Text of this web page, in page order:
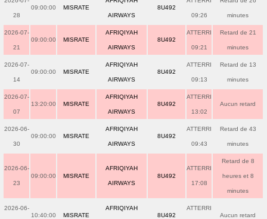
28
09:00:00 MISRATE
AIRWAYS
8U492
09:26 minutes
2026-07-
21
09:00:00 MISRATE
AFRIQIYAH
AIRWAYS
8U492
ATTERRI
09:21
Retard de 21
minutes
2026-07-
14
09:00:00 MISRATE
AFRIQIYAH
AIRWAYS
8U492
ATTERRI
09:13
Retard de 13
minutes
2026-07-
07
13:20:00 MISRATE
AFRIQIYAH
AIRWAYS
8U492
ATTERRI
13:02
Aucun retard
2026-06-
30
09:00:00 MISRATE
AFRIQIYAH
AIRWAYS
8U492
ATTERRI
09:43
Retard de 43
minutes
2026-06-
23
09:00:00 MISRATE
AFRIQIYAH
AIRWAYS
8U492
ATTERRI
17:08
Retard de 8
heures et 8
minutes
2026-06-
10:40:00 MISRATE
AFRIQIYAH
8U492
ATTERRI
Aucun retard